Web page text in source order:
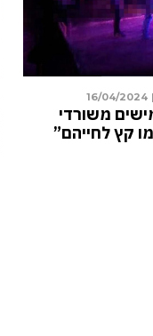
24/06/2024
חוקרת
של פעוט בן שנה.